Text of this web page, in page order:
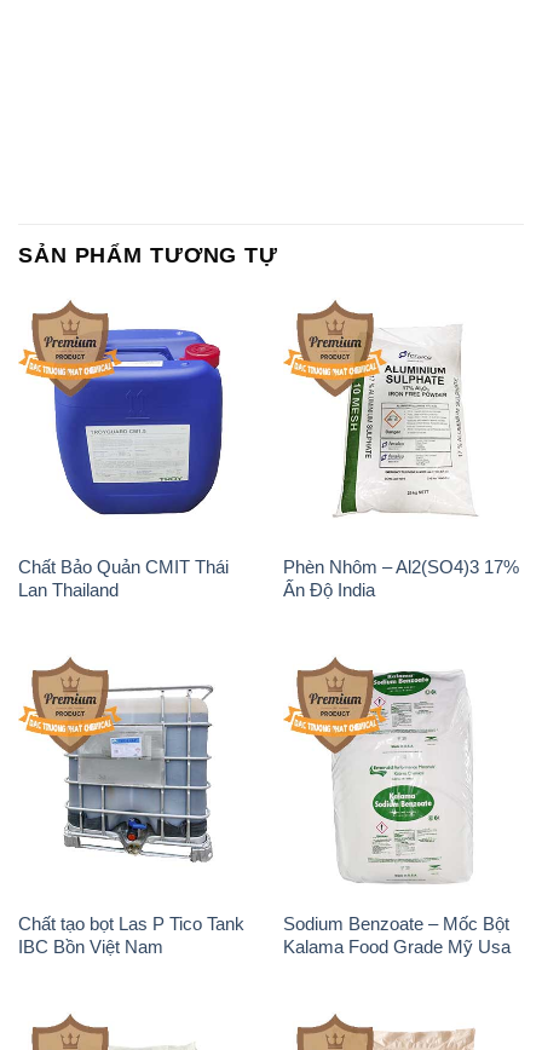
SẢN PHẨM TƯƠNG TỰ
Chất Bảo Quản CMIT Thái
Lan Thailand
Phèn Nhôm – Al2(SO4)3 17%
Ấn Độ India
Chất tạo bọt Las P Tico Tank
IBC Bồn Việt Nam
Sodium Benzoate – Mốc Bột
Kalama Food Grade Mỹ Usa